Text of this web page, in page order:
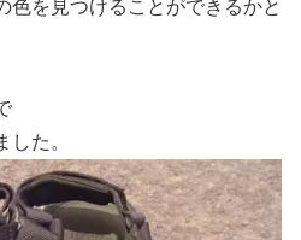
色を見つけることができるかと
た。